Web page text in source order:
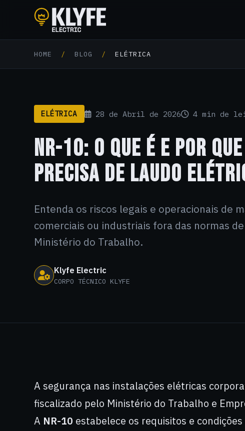
Klyfe Electric
HOME / BLOG / ELÉTRICA
ELÉTRICA 28 de Abril de 2026 4 min de
NR-10: O QUE É E POR
PRECISA DE LAUDO
Entenda os riscos legais e operacionais de
comerciais ou industriais fora das normas
Ministério do Trabalho.
Klyfe Electric
CORPO TÉCNICO KLYFE
A segurança nas instalações elétricas
fiscalizado pelo Ministério do Trabalho e
A NR-10 estabelece os requisitos e